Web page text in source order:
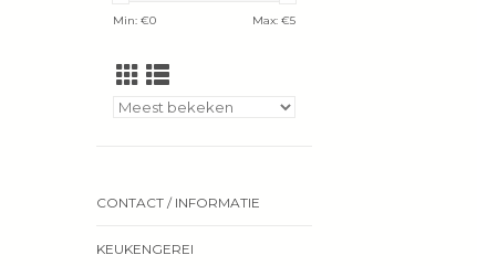
Min: €0 Max: €5
CONTACT / INFORMATIE
KEUKENGEREI